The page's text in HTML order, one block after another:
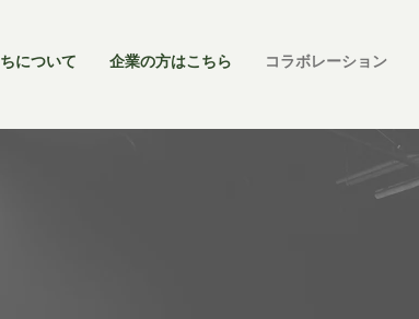
について 企業の方はこちら コラボレーション